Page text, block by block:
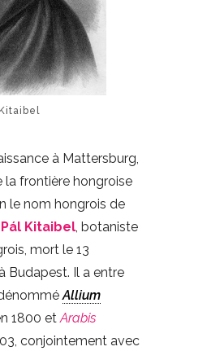
à Mattersburg,
la frontière hongroise
le nom hongrois de
Pál Kitaibel , botaniste
mort le 13
Budapest. Il a entre
Allium
1800 et Arabis
conjointement avec